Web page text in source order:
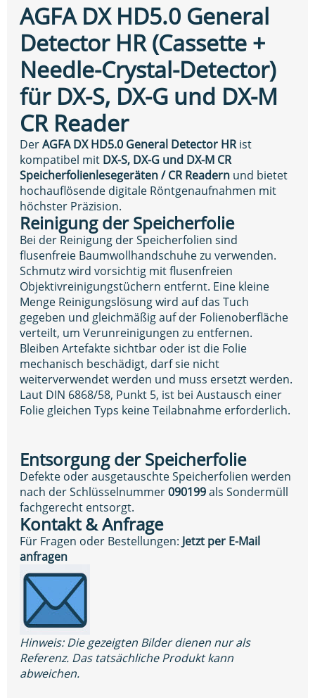
AGFA DX HD5.0 General
Detector HR (Cassette +
Needle-Crystal-Detector)
für DX-S, DX-G und DX-M
CR Reader
DerAGFA DX HD5.0 General Detector HRist
kompatibel mit DX-S, DX-G und DX-M CR
Speicherfolienlesegeräten / CR Readern und bietet
hochauflösende digitale Röntgenaufnahmen mit
höchster Präzision.
Reinigung der Speicherfolie
Bei der Reinigung der Speicherfolien sind
flusenfreie Baumwollhandschuhe zu verwenden.
Schmutz wird vorsichtig mit flusenfreien
Objektivreinigungstüchern entfernt. Eine kleine
Menge Reinigungslösung wird auf das Tuch
gegeben und gleichmäßig auf der Folienoberfläche
verteilt, um Verunreinigungen zu entfernen.
Bleiben Artefakte sichtbar oder ist die Folie
mechanisch beschädigt, darf sie nicht
weiterverwendet werden und muss ersetzt werden.
Laut DIN 6868/58, Punkt 5, ist bei Austausch einer
Folie gleichen Typs keine Teilabnahme erforderlich.
Entsorgung der Speicherfolie
Defekte oder ausgetauschte Speicherfolien werden
nach der Schlüsselnummer090199als Sondermüll
fachgerecht entsorgt.
Kontakt & Anfrage
Für Fragen oder Bestellungen: Jetzt per E-Mail
anfragen
Hinweis: Die gezeigten Bilder dienen nur als
Referenz. Das tatsächliche Produkt kann
abweichen.